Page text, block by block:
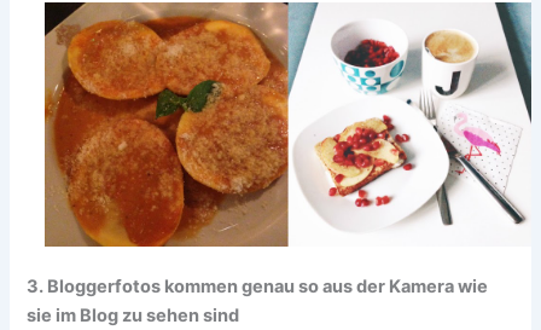
3. Bloggerfotos kommen genau so aus der Kamera wie
sie im Blog zu sehen sind